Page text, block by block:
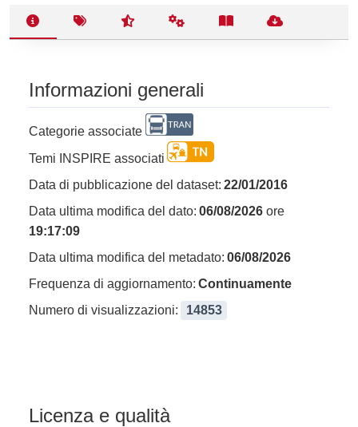
Informazioni generali
Categorie associate
Temi INSPIRE associati
Data di pubblicazione del dataset: 22/01/2016
Data ultima modifica del dato: 06/08/2026 ore
19:17:09
Data ultima modifica del metadato: 06/08/2026
Frequenza di aggiornamento: Continuamente
Numero di visualizzazioni:
14853
Licenza e qualità